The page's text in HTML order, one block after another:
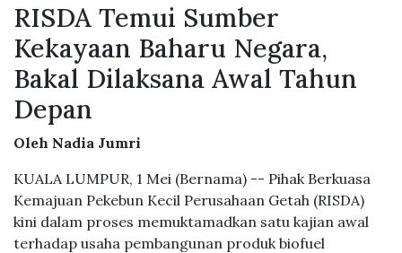
RISDA Temui Sumber
Kekayaan Baharu Negara,
Bakal Dilaksana Awal Tahun
Depan
Oleh Nadia Jumri
KUALA LUMPUR, 1 Mei (Bernama) -- Pihak Berkuasa
Kemajuan Pekebun Kecil Perusahaan Getah (RISDA)
kini dalam proses memuktamadkan satu kajian awal
terhadap usaha pembangunan produk biofuel